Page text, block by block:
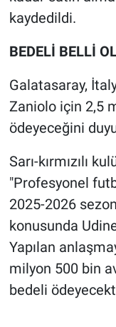
kaydedildi.
BEDELİ BELLİ
Galatasaray,
Zaniolo için 2,5
ödeyeceğini
Sarı-kırmızılı
"Profesyonel
2025-2026
konusunda
Yapılan
milyon 500 bin
bedeli
Spor
Türkiye'nin
Türkiye'nin
Yerel
Yerel Yaşam